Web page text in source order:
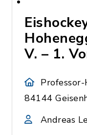
V. – 1.
84144
Andreas